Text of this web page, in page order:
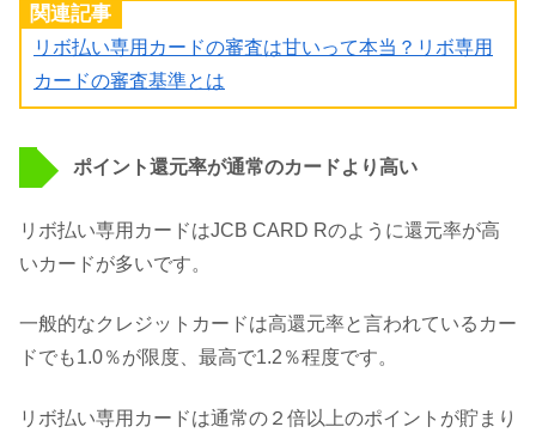
関連記事
リボ払い専用カードの審査は甘いって本当？リボ専用
カードの審査基準とは
ポイント還元率が通常のカードより高い
リボ払い専用カードはJCB CARD Rのように還元率が高
いカードが多いです。
一般的なクレジットカードは高還元率と言われているカー
ドでも1.0％が限度、最高で1.2％程度です。
リボ払い専用カードは通常の２倍以上のポイントが貯まり